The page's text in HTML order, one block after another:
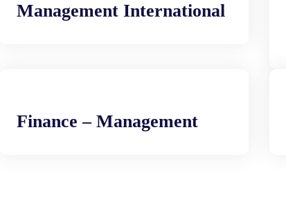
Management International
Finance – Management